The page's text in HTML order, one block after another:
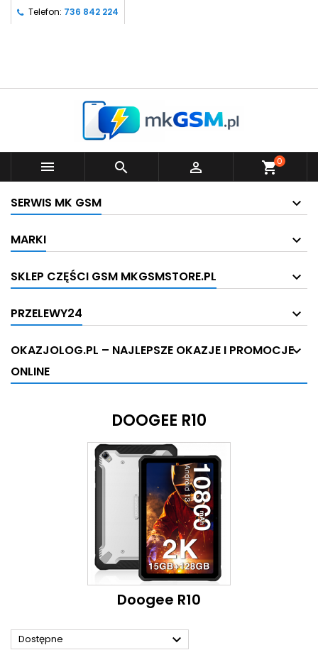
Telefon: 736 842 224
   shopping_cart0
SERWIS MK GSM
MARKI
SKLEP CZĘŚCI GSM MKGSMSTORE.PL
PRZELEWY24
OKAZJOLOG.PL – NAJLEPSZE OKAZJE I PROMOCJE
ONLINE
DOOGEE R10
Doogee R10
Dostępne 